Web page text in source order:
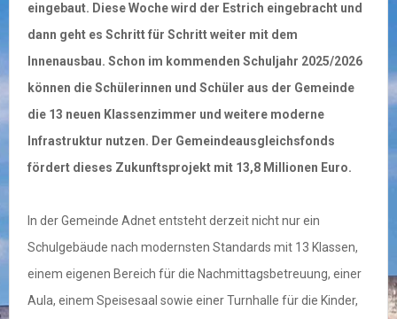
eingebaut. Diese Woche wird der Estrich eingebracht und
dann geht es Schritt für Schritt weiter mit dem
Innenausbau. Schon im kommenden Schuljahr 2025/2026
können die Schülerinnen und Schüler aus der Gemeinde
die 13 neuen Klassenzimmer und weitere moderne
Infrastruktur nutzen. Der Gemeindeausgleichsfonds
fördert dieses Zukunftsprojekt mit 13,8 Millionen Euro.
In der Gemeinde Adnet entsteht derzeit nicht nur ein
Schulgebäude nach modernsten Standards mit 13 Klassen,
einem eigenen Bereich für die Nachmittagsbetreuung, einer
Aula, einem Speisesaal sowie einer Turnhalle für die Kinder,